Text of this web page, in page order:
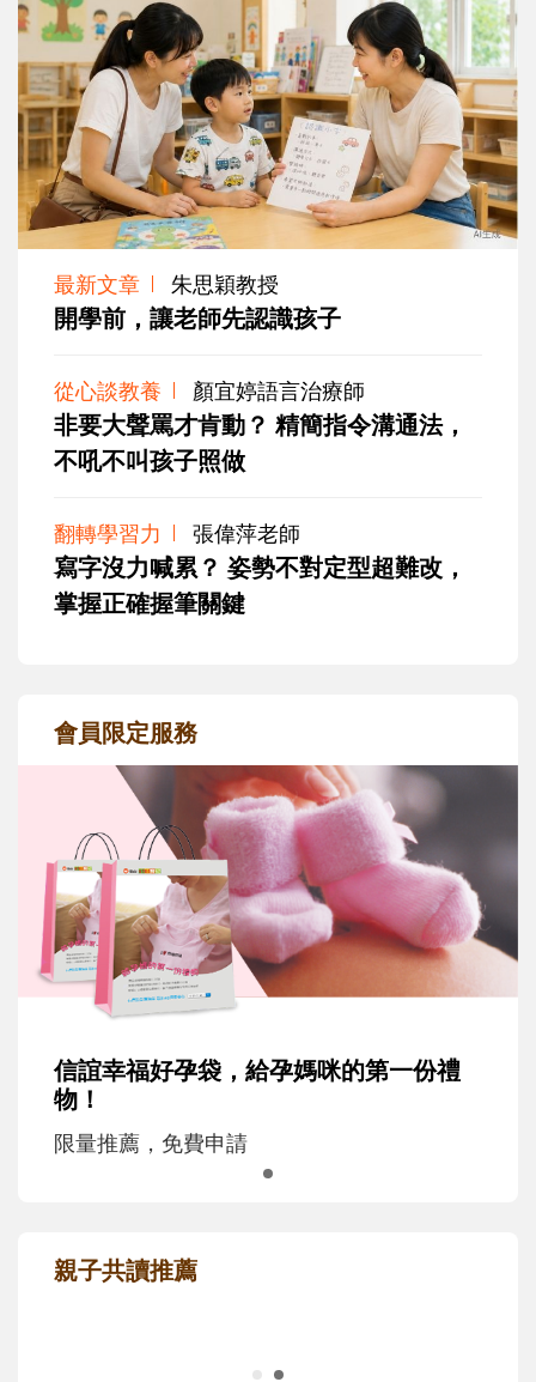
最新文章 朱思穎教授
開學前，讓老師先認識孩子
從心談教養 顏宜婷語言治療師
非要大聲罵才肯動？ 精簡指令溝通法，
不吼不叫孩子照做
翻轉學習力 張偉萍老師
寫字沒力喊累？ 姿勢不對定型超難改，
掌握正確握筆關鍵
會員限定服務
信誼幸福好孕袋，給孕媽咪的第一份禮
物！
限量推薦，免費申請
親子共讀推薦